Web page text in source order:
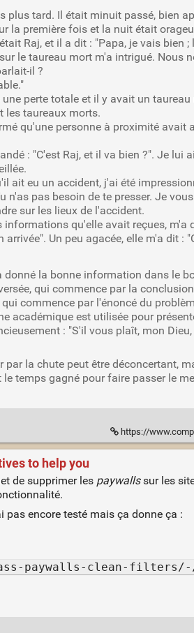
plus tard. Il était minuit passé, bien
la première fois et la nuit était
Raj, et il a dit : "Papa, je vais bien
le taureau mort m'a intrigué. Nous
il ?
perte totale et il y avait un
les taureaux morts.
qu'une personne à proximité
: "C'est Raj, et il va bien ?". Je lui
ait eu un accident, j'ai été
pas besoin de te presser. Je
sur les lieux de l'accident.
qu'elle avait reçues, m'a
Un peu agacée, elle m'a dit :
la bonne information dans le
qui commence par la
commence par l'énoncé du
académique est utilisée pour
: "S'il vous plaît, mon
la chute peut être déconcertant,
temps gagné pour faire passer le
https://
to help you
de supprimer les paywallssur les
pas encore testé mais ça donne ça :
paywalls-clean-